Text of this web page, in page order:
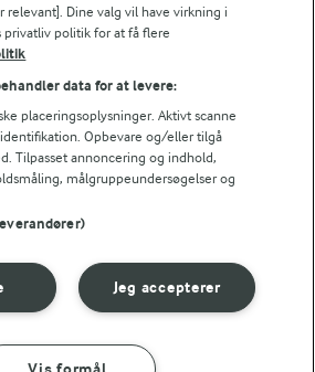
Chokoladeskeer
(1)
relevant]. Dine valg vil have virkning i
privatliv politik for at få flere
data for at levere:
placeringsoplysninger. Aktivt scanne
Opbevare og/eller tilgå
Tilpasset annoncering og indhold,
målgruppeundersøgelser og
Jeg accepterer